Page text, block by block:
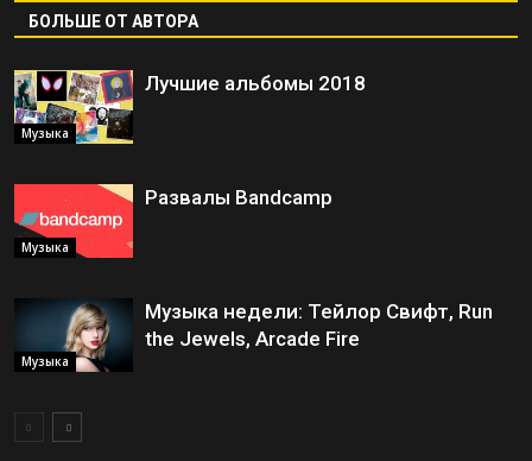
БОЛЬШЕ ОТ АВТОРА
Музыка
Лучшие альбомы 2018
Музыка
Развалы Bandcamp
Музыка
Музыка недели: Тейлор Свифт, Run
the Jewels, Arcade Fire